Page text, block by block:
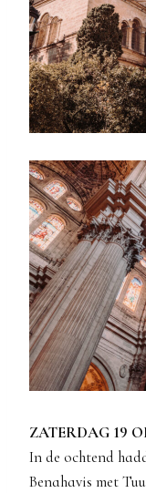
ZATERDAG 19
In de ochtend
Benahavis met